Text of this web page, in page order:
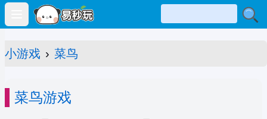
Open main menu
小游戏 › 菜鸟
菜鸟游戏